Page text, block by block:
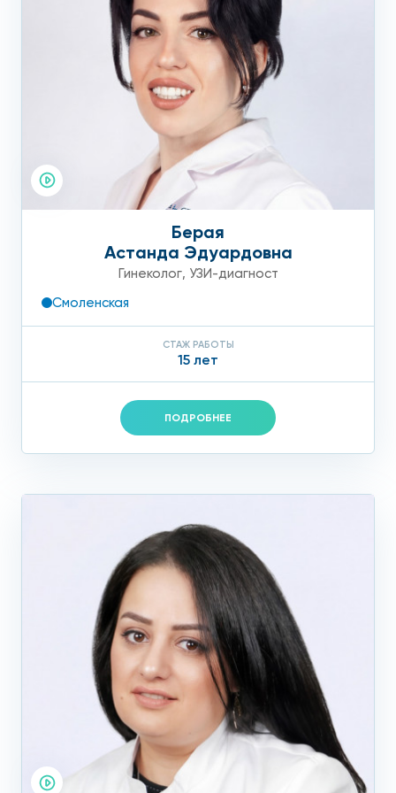
запрещается употреблять газообразующие
продукты и напитки).
В зависимости от ваших целей диагностики УЗИ яичников в
Москве нужно проходить в определённые дни цикла. Этот
вопрос вы можете уточнить, позвонив в наш филиал на
Арбате. Отметим, что данную процедуру можно проходить
в любой день цикла при сильных болях и дискомфорте
внизу живота, для выяснения причин такого состояния и
предупреждения различных заболеваний.
1. Трансвагинальное УЗИ не требует специальной
Исследование проводится при опорожненном мочевом
пузыре.
2. Для трансабдоминального (через переднюю брюшную
стенку) гинекологического УЗИ необходима подготовка
мочевого пузыря: выпить 1—1,5 литра негазированной
жидкости за 1 час до процедуры и не мочиться до
исследования.
Такой вид диагностики как УЗИ яичников помогает выявить
множество патологий женской репродуктивной системы, и
является просто необходимым пунктом терапии при
лечении бесплодия, поликистоза, эндометриоза,
различных новообразований, ИППП, воспалений,
внематочной беременности и др.
Цену на УЗИ яичников в Москве можно узнать, изучив
прайс-лист наших услуг по ультразвуковой диагностике на
сайте. Индивидуальный подход к каждой пациентке,
которой необходимо решить ту или иную деликатную
Берая
Астанда Эдуардовна
Гинеколог, УЗИ-диагност
Смоленская
СТАЖ РАБОТЫ
15 лет
ПОДРОБНЕЕ